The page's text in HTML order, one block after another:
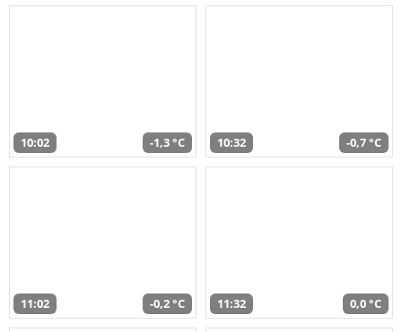
10:02 -1,3 °C 10:32 -0,7 °C
11:02 -0,2 °C 11:32 0,0 °C